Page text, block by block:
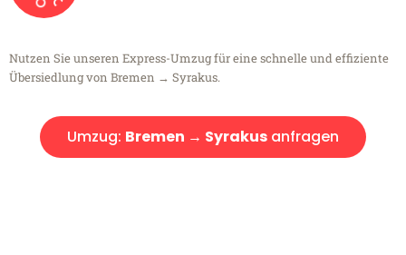
Nutzen Sie unseren Express-Umzug für eine schnelle und effiziente
Übersiedlung von Bremen → Syrakus.
Umzug: Bremen → Syrakus anfragen